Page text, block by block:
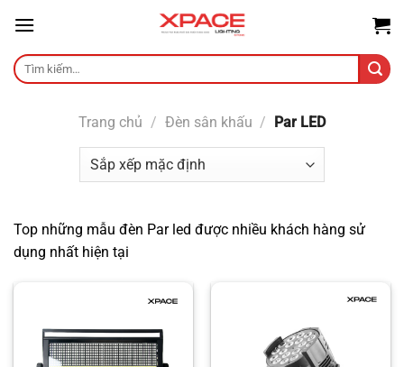
content
Tìm
kiếm:
Trang chủ / Đèn sân khấu / Par LED
Top những mẫu đèn Par led được nhiều khách hàng sử
dụng nhất hiện tại